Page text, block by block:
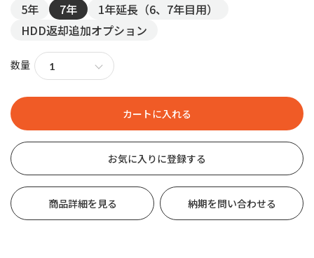
5年 7年
1年延長（6、7年目用）
HDD返却追加オプション
数量
お気に入りに登録する
商品詳細を見る 納期を問い合わせる